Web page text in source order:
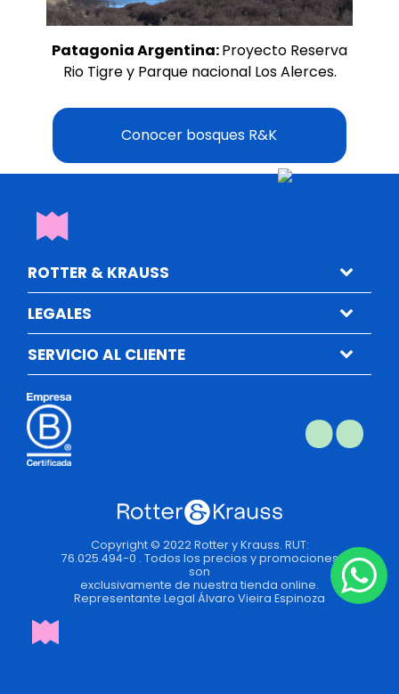
Patagonia Argentina:Proyecto Reserva
Rio Tigre y Parque nacional Los Alerces.
Conocer bosques R&K
ROTTER & KRAUSS
LEGALES
SERVICIO AL CLIENTE
Copyright © 2022 Rotter y Krauss. RUT:
76.025.494-0 . Todos los precios y promociones
son
exclusivamente de nuestra tienda online.
Representante Legal Álvaro Vieira Espinoza